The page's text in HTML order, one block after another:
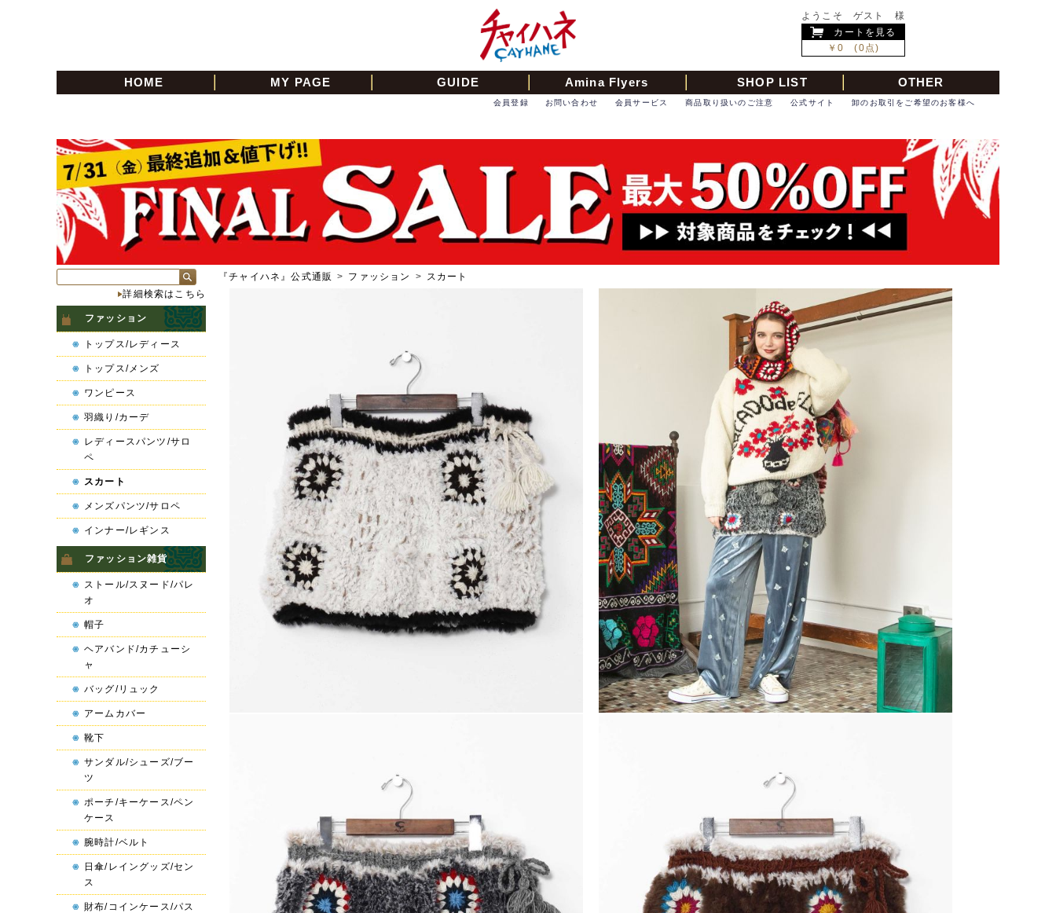
ようこそ ゲスト 様
カートを見る
￥0 (0点)
HOME MY PAGE GUIDE Amina Flyers SHOP LIST OTHER
卸のお取引をご希望のお客様へ
公式サイト
商品取り扱いのご注意
会員サービス
お問い合わせ
会員登録
『チャイハネ』公式通販 > ファッション > スカート
詳細検索はこちら
ファッション
トップス/レディース
トップス/メンズ
ワンピース
羽織り/カーデ
レディースパンツ/サロ
ペ
スカート
メンズパンツ/サロペ
インナー/レギンス
ファッション雑貨
ストール/スヌード/パレ
オ
帽子
ヘアバンド/カチューシ
ャ
バッグ/リュック
アームカバー
靴下
サンダル/シューズ/ブー
ツ
ポーチ/キーケース/ペン
ケース
腕時計/ベルト
日傘/レイングッズ/セン
ス
財布/コインケース/パス